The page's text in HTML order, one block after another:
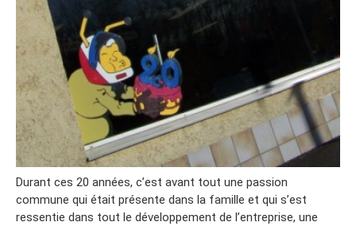
Durant ces 20 années, c’est avant tout une passion
commune qui était présente dans la famille et qui s’est
ressentie dans tout le développement de l’entreprise, une